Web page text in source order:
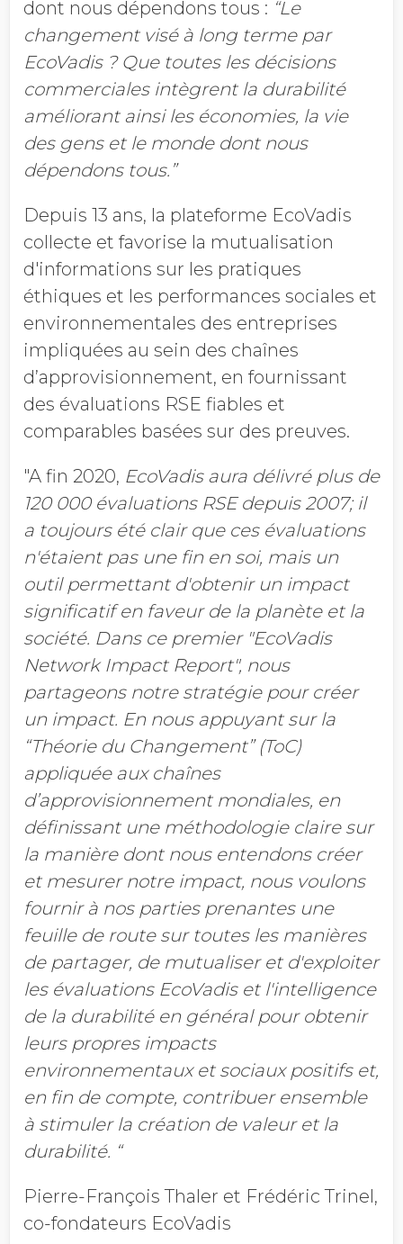
dont nous dépendons tous : “Le
changement visé à long terme par
EcoVadis ? Que toutes les décisions
commerciales intègrent la durabilité
améliorant ainsi les économies, la vie
des gens et le monde dont nous
dépendons tous.”
Depuis 13 ans, la plateforme EcoVadis
collecte et favorise la mutualisation
d'informations sur les pratiques
éthiques et les performances sociales et
environnementales des entreprises
impliquées au sein des chaînes
d’approvisionnement, en fournissant
des évaluations RSE fiables et
comparables basées sur des preuves.
"A fin 2020, EcoVadis aura délivré plus de
120 000 évaluations RSE depuis 2007; il
a toujours été clair que ces évaluations
n'étaient pas une fin en soi, mais un
outil permettant d'obtenir un impact
significatif en faveur de la planète et la
société. Dans ce premier "EcoVadis
Network Impact Report", nous
partageons notre stratégie pour créer
un impact. En nous appuyant sur la
“Théorie du Changement” (ToC)
appliquée aux chaînes
d’approvisionnement mondiales, en
définissant une méthodologie claire sur
la manière dont nous entendons créer
et mesurer notre impact, nous voulons
fournir à nos parties prenantes une
feuille de route sur toutes les manières
de partager, de mutualiser et d'exploiter
les évaluations EcoVadis et l'intelligence
de la durabilité en général pour obtenir
leurs propres impacts
environnementaux et sociaux positifs et,
en fin de compte, contribuer ensemble
à stimuler la création de valeur et la
durabilité. “
Pierre-François Thaler et Frédéric Trinel,
co-fondateurs EcoVadis